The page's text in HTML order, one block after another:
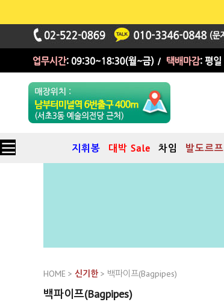
지휘봉 대박 Sale 차임 발도르프
HOME > 신기한 > 백파이프(Bagpipes)
백파이프(Bagpipes)